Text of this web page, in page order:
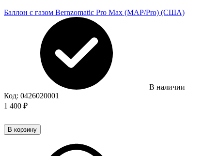
Баллон с газом Bernzomatic Pro Max (MAP/Pro) (США)
В наличии
Код: 0426020001
1 400 ₽
В корзину